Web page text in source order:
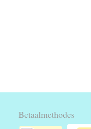
Betaalmethodes